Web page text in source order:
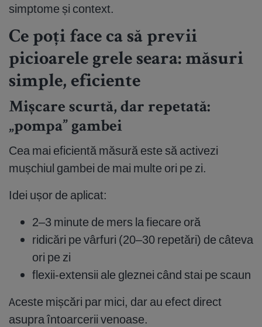
simptome și context.
Ce poți face ca să previi
picioarele grele seara: măsuri
simple, eficiente
Mișcare scurtă, dar repetată:
„pompa” gambei
Cea mai eficientă măsură este să activezi
mușchiul gambei de mai multe ori pe zi.
Idei ușor de aplicat:
2–3 minute de mers la fiecare oră
ridicări pe vârfuri (20–30 repetări) de câteva
ori pe zi
flexii-extensii ale gleznei când stai pe scaun
Aceste mișcări par mici, dar au efect direct
asupra întoarcerii venoase.